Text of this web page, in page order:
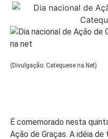
(Divulgação: Catequese na Net)
É comemorado nesta
Ação de Graças. A idéia